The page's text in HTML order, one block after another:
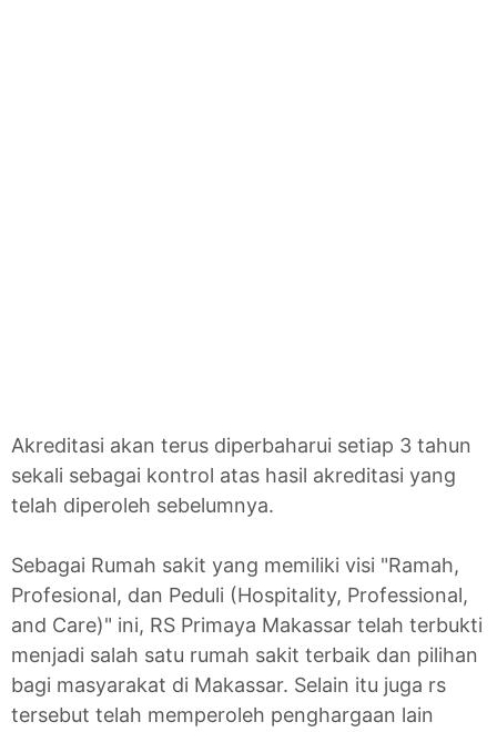
Akreditasi akan terus diperbaharui setiap 3 tahun
sekali sebagai kontrol atas hasil akreditasi yang
telah diperoleh sebelumnya.
Sebagai Rumah sakit yang memiliki visi "Ramah,
Profesional, dan Peduli (Hospitality, Professional,
and Care)" ini, RS Primaya Makassar telah terbukti
menjadi salah satu rumah sakit terbaik dan pilihan
bagi masyarakat di Makassar. Selain itu juga rs
tersebut telah memperoleh penghargaan lain